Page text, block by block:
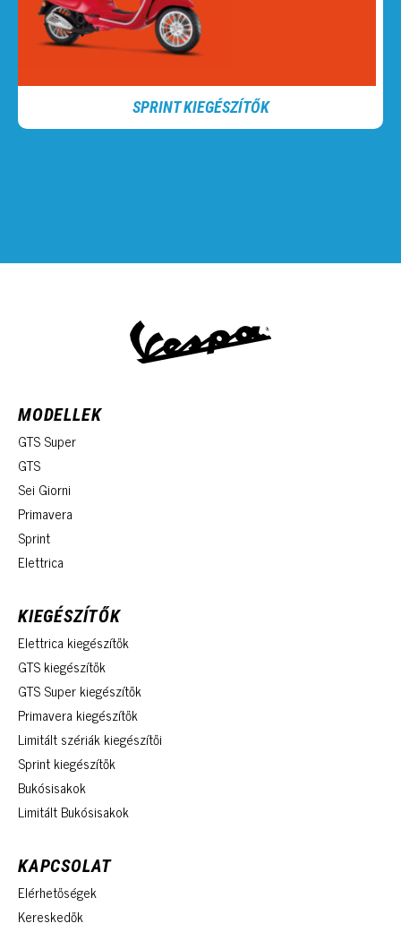
SPRINT KIEGÉSZÍTŐK
MODELLEK
GTS Super
GTS
Sei Giorni
Primavera
Sprint
Elettrica
KIEGÉSZÍTŐK
Elettrica kiegészítők
GTS kiegészítők
GTS Super kiegészítők
Primavera kiegészítők
Limitált szériák kiegészítői
Sprint kiegészítők
Bukósisakok
Limitált Bukósisakok
KAPCSOLAT
Elérhetőségek
Kereskedők